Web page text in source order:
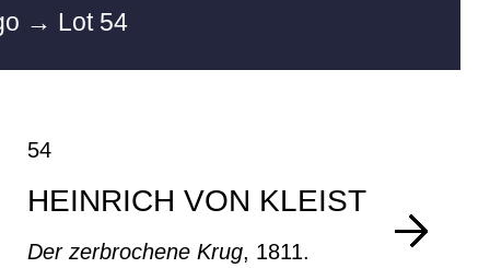
→ Lot 54
54
HEINRICH VON KLEIST
Der zerbrochene Krug, 1811.